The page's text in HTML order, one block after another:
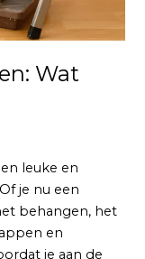
Wat
leuke en
je nu een
behangen, het
en
je aan de